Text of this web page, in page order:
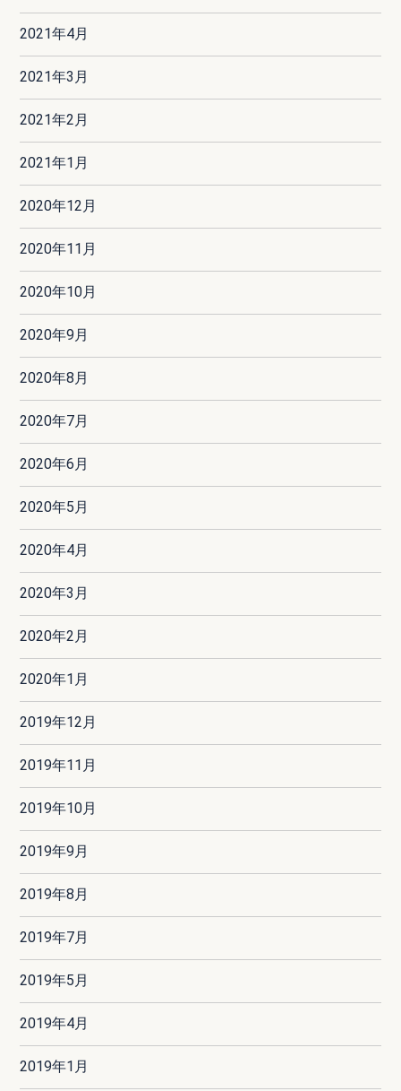
2021年4月
2021年3月
2021年2月
2021年1月
2020年12月
2020年11月
2020年10月
2020年9月
2020年8月
2020年7月
2020年6月
2020年5月
2020年4月
2020年3月
2020年2月
2020年1月
2019年12月
2019年11月
2019年10月
2019年9月
2019年8月
2019年7月
2019年5月
2019年4月
2019年1月